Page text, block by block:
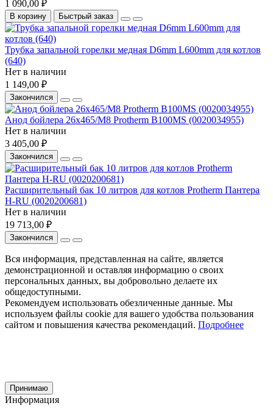
1 090,00 ₽
В корзину Быстрый заказ
Трубка запальной горелки медная D6mm L600mm для котлов
(640)
Нет в наличии
1 149,00 ₽
Закончился
Анод бойлера 26x465/M8 Protherm B100MS (0020034955)
Нет в наличии
3 405,00 ₽
Закончился
Расширительный бак 10 литров для котлов Protherm Пантера
H-RU (0020200681)
Нет в наличии
19 713,00 ₽
Закончился
Вся информация, представленная на сайте, является
демонстрационной и оставляя информацию о своих
персональных данных, вы добровольно делаете их
общедоступными.
Рекомендуем использовать обезличенные данные. Мы
используем файлы cookie для вашего удобства пользования
сайтом и повышения качества рекомендаций. Подробнее
Принимаю
Информация